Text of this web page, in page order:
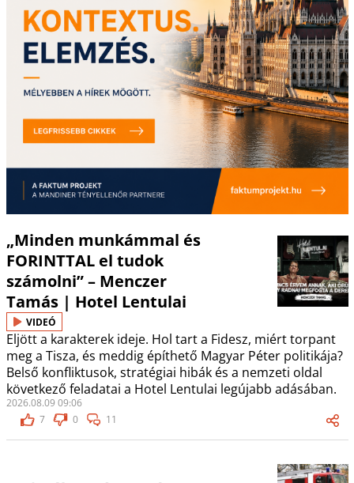
„Minden munkámmal és
FORINTTAL el tudok
számolni” – Menczer
Tamás | Hotel Lentulai
VIDEÓ
Eljött a karakterek ideje. Hol tart a Fidesz, miért torpant
meg a Tisza, és meddig építhető Magyar Péter politikája?
Belső konfliktusok, stratégiai hibák és a nemzeti oldal
következő feladatai a Hotel Lentulai legújabb adásában.
2026.08.09 09:06
7
0 11